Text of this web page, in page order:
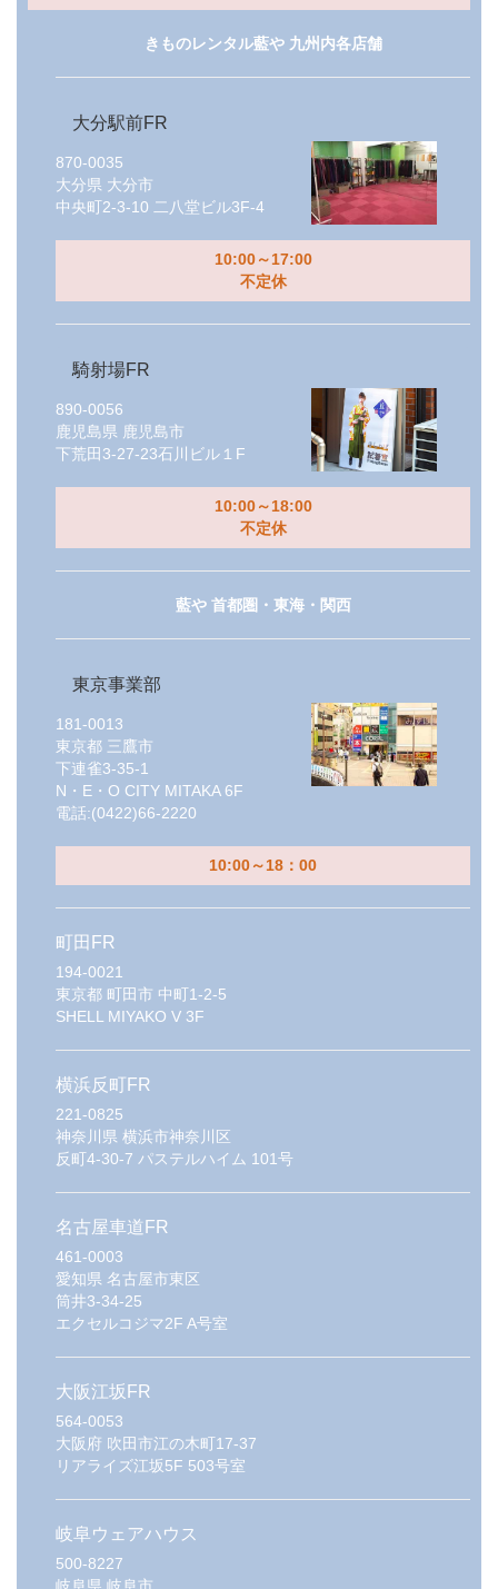
きものレンタル藍や 九州内各店舗
大分駅前FR
870-0035
大分県 大分市
中央町2-3-10 二八堂ビル3F-4
10:00～17:00
不定休
騎射場FR
890-0056
鹿児島県 鹿児島市
下荒田3-27-23石川ビル１F
10:00～18:00
不定休
藍や 首都圏・東海・関西
東京事業部
181-0013
東京都 三鷹市
下連雀3-35-1
N・E・O CITY MITAKA 6F
電話:(0422)66-2220
10:00～18：00
町田FR
194-0021
東京都 町田市 中町1-2-5
SHELL MIYAKO V 3F
横浜反町FR
221-0825
神奈川県 横浜市神奈川区
反町4-30-7 パステルハイム 101号
名古屋車道FR
461-0003
愛知県 名古屋市東区
筒井3-34-25
エクセルコジマ2F A号室
大阪江坂FR
564-0053
大阪府 吹田市江の木町17-37
リアライズ江坂5F 503号室
岐阜ウェアハウス
500-8227
岐阜県 岐阜市